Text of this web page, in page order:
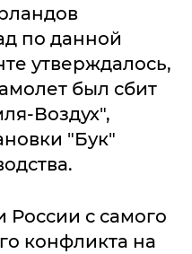
по данной
утверждалось,
был сбит
Воздух",
"Бук"
России с самого
конфликта на